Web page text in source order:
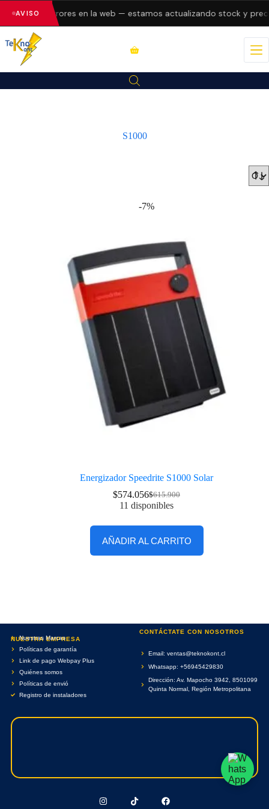
AVISO errores en la web — estamos actualizando stock y
S1000
-7%
Energizador Speedrite S1000 Solar
$615.900
$574.056
11 disponibles
AÑADIR AL CARRITO
NUESTRA EMPRESA
Nuestras Marcas
Políticas de garantía
Link de pago Webpay Plus
Quiénes somos
Políticas de envió
Registro de instaladores
CONTÁCTATE CON NOSOTROS
Email: ventas@teknokont.cl
Whatsapp: +56945429830
Dirección: Av. Mapocho 3942, 8501099
Quinta Normal, Región Metropolitana